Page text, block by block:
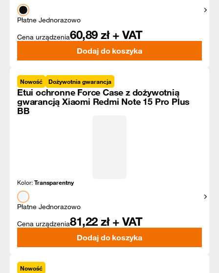
Płatne Jednorazowo
Cena urządzenia60,89 zł + VAT
Dodaj do koszyka
Nowość Dożywotnia gwarancja
Etui ochronne Force Case z dożywotnią
gwarancją Xiaomi Redmi Note 15 Pro Plus
BB
Kolor:Transparentny
Płatne Jednorazowo
Cena urządzenia81,22 zł + VAT
Dodaj do koszyka
Nowość